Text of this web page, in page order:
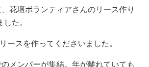
花壇ボランティアさんのリース作り
た。
ースを作ってくださいました。
メンバーが集結。年が離れていても